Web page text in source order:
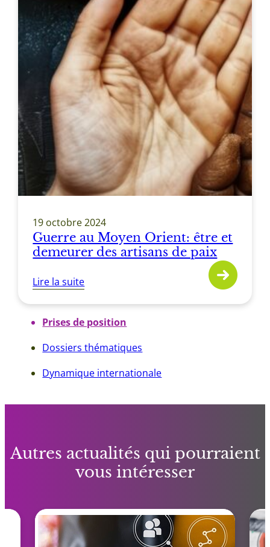
19 octobre 2024
Guerre au Moyen Orient: être et
demeurer des artisans de paix
Lire la suite
Prises de position
Dossiers thématiques
Dynamique internationale
Autres actualités qui pourraient
vous intéresser